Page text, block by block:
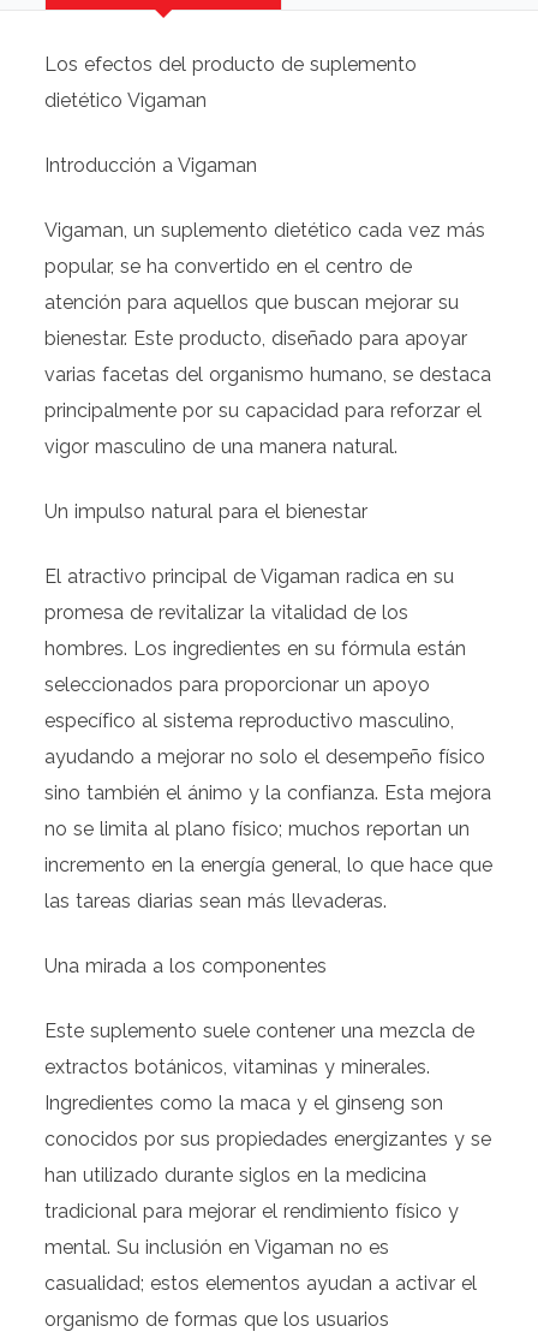
Los efectos del producto de suplemento
dietético Vigaman
Introducción a Vigaman
Vigaman, un suplemento dietético cada vez más
popular, se ha convertido en el centro de
atención para aquellos que buscan mejorar su
bienestar. Este producto, diseñado para apoyar
varias facetas del organismo humano, se destaca
principalmente por su capacidad para reforzar el
vigor masculino de una manera natural.
Un impulso natural para el bienestar
El atractivo principal de Vigaman radica en su
promesa de revitalizar la vitalidad de los
hombres. Los ingredientes en su fórmula están
seleccionados para proporcionar un apoyo
específico al sistema reproductivo masculino,
ayudando a mejorar no solo el desempeño físico
sino también el ánimo y la confianza. Esta mejora
no se limita al plano físico; muchos reportan un
incremento en la energía general, lo que hace que
las tareas diarias sean más llevaderas.
Una mirada a los componentes
Este suplemento suele contener una mezcla de
extractos botánicos, vitaminas y minerales.
Ingredientes como la maca y el ginseng son
conocidos por sus propiedades energizantes y se
han utilizado durante siglos en la medicina
tradicional para mejorar el rendimiento físico y
mental. Su inclusión en Vigaman no es
casualidad; estos elementos ayudan a activar el
organismo de formas que los usuarios